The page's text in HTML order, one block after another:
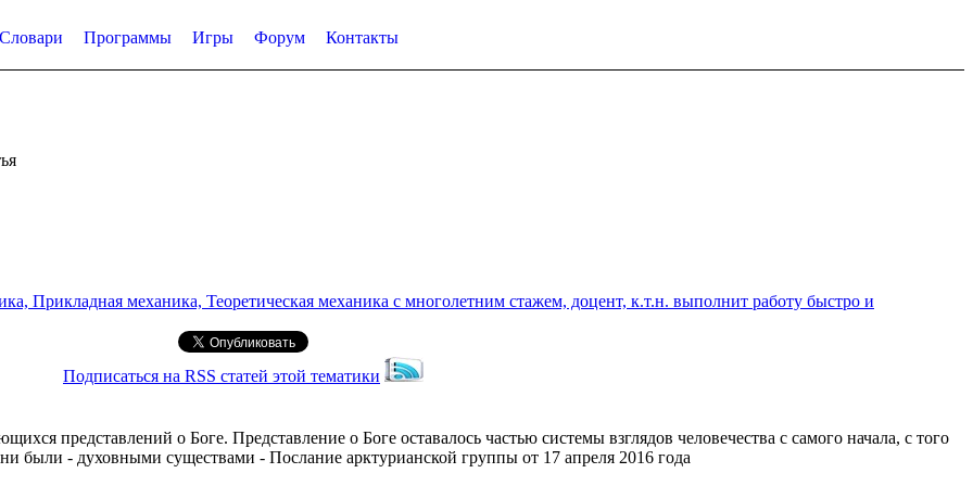
Словари Программы Игры Форум Контакты
Прикладная механика, Теоретическая механика с многолетним стажем, доцент, к.т.н. выполнит работу быстро и
Подписаться на RSS статей этой тематики
представлений о Боге. Представление о Боге оставалось частью системы взглядов человечества с самого начала, с того
были - духовными существами - Послание арктурианской группы от 17 апреля 2016 года